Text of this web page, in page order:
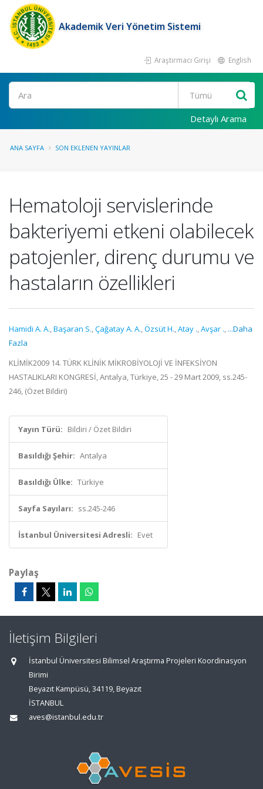
Akademik Veri Yönetim Sistemi
Araştırmacı Girişi English
Ara
Detaylı Arama
ANA SAYFA SON EKLENEN YAYINLAR
Hematoloji servislerinde
bakteriyemi etkeni olabilecek
patojenler, direnç durumu ve
hastaların özellikleri
Hamidi A. A.,Başaran S.,Çağatay A. A.,Özsüt H.,Atay .,Avşar ., ...Daha
Fazla
KLİMİK2009 14. TÜRK KLİNİK MİKROBİYOLOJİ VE İNFEKSİYON
HASTALIKLARI KONGRESİ, Antalya, Türkiye, 25 - 29 Mart 2009, ss.245-
246, (Özet Bildiri)
Yayın Türü: Bildiri / Özet Bildiri
Basıldığı Şehir: Antalya
Basıldığı Ülke: Türkiye
Sayfa Sayıları: ss.245-246
İstanbul Üniversitesi Adresli: Evet
Paylaş
İletişim Bilgileri
İstanbul Üniversitesi Bilimsel Araştırma Projeleri Koordinasyon
Birimi
Beyazıt Kampüsü, 34119, Beyazıt
İSTANBUL
aves@istanbul.edu.tr